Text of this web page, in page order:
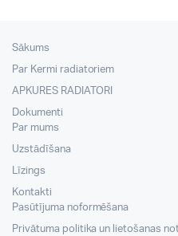
Sākums
Par Kermi radiatoriem
APKURES RADIATORI
Dokumenti
Par mums
Uzstādīšana
Līzings
Kontakti
Pasūtījuma noformēšana
Privātuma politika un lietošanas